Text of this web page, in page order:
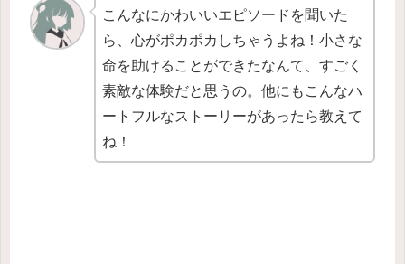
こんなにかわいいエピソードを聞いた
ら、心がポカポカしちゃうよね！小さな
命を助けることができたなんて、すごく
素敵な体験だと思うの。他にもこんなハ
ートフルなストーリーがあったら教えて
ね！